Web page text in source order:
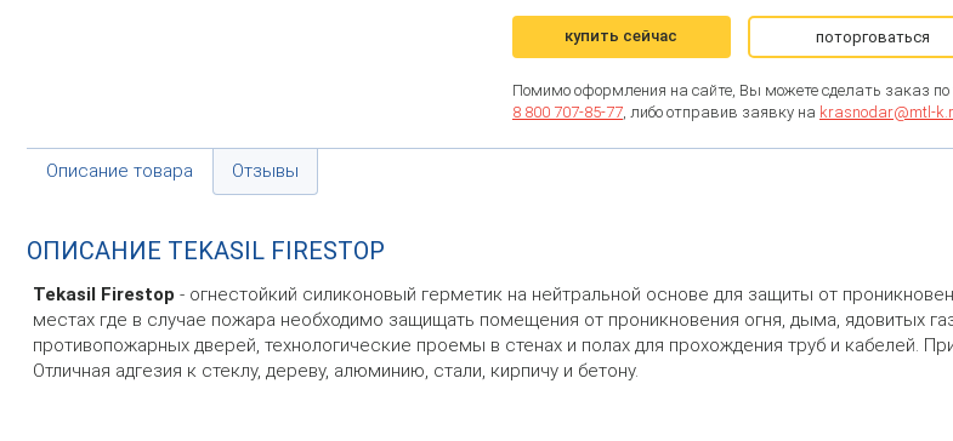
купить сейчас поторговаться
Помимо оформления на сайте, Вы можете сделать заказ по
8 800 707-85-77 , либо отправив заявку на krasnodar@mtl-
Описание товара Отзывы
ОПИСАНИЕ TEKASIL FIRESTOP
Tekasil Firestop - огнестойкий силиконовый герметик на нейтральной основе для защиты от
местах где в случае пожара необходимо защищать помещения от проникновения огня, дыма, ядовитых
противопожарных дверей, технологические проемы в стенах и полах для прохождения труб и кабелей.
Отличная адгезия к стеклу, дереву, алюминию, стали, кирпичу и бетону.